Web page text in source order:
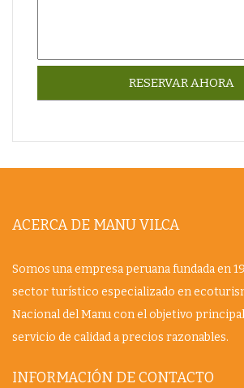
ACERCA DE MANU VILCA
Somos una empresa peruana fundada en
sector turístico especializado en
Nacional del Manu con el objetivo
servicio de calidad a precios razonables.
INFORMACIÓN DE CONTACTO